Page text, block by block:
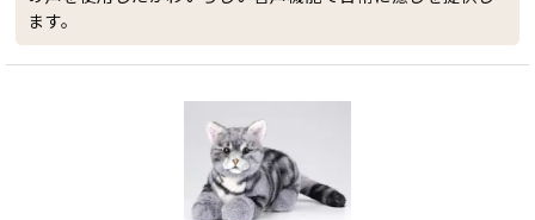
ます。